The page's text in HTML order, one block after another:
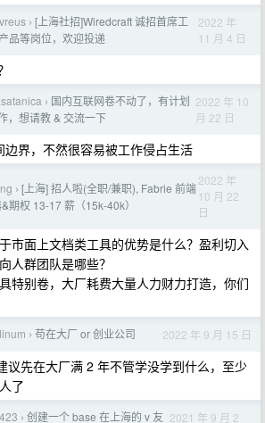
› [上海社招]Wiredcraft 诚招首席工
品等岗位，欢迎投递
2022 年
11 月 4 日
› 国内互联网卷不动了，有计划
，想请教 & 交流一下
2022 年 10
月 22 日
界，不然很容易被工作侵占生活
› [上海] 招人啦(全职/兼职), Fabrie 前端
期权 13-17 薪（15k-40k）
2022 年
10 月 22
日
市面上文档类工具的优势是什么？盈利切入
人群团队是哪些？
特别卷，大厂耗费大量人力财力打造，你们
› 苟在大厂 or 创业公司 2022 年 9 月 15 日
议先在大厂满 2 年不管学没学到什么，至少
了
› 创建一个 base 在上海的 v 友 2021 年 9 月 2